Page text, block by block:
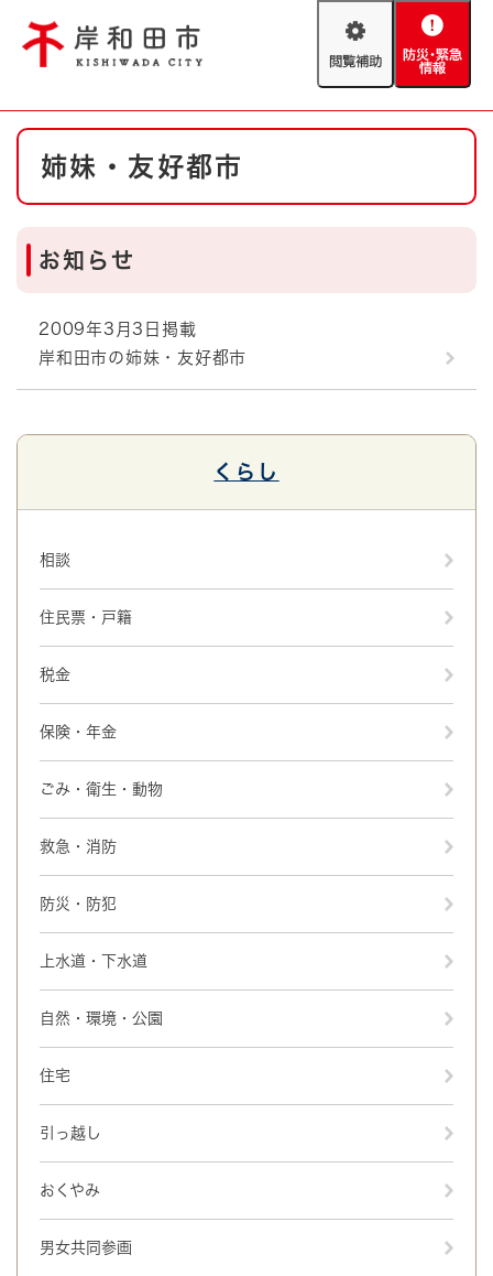
閲
助
防
緊
やさしい日本語
文字サイズ 標準
背景色変更 白 黒
とじる
防災・緊急情報
ハザードマップ AED設置箇所
本
姉妹・友好都市
お知らせ
2009年3月3日掲載
岸和田市の姉妹・友好都市
くらし
相談
住民票・戸籍
税金
保険・年金
ごみ・衛生・動物
救急・消防
防災・防犯
上水道・下水道
自然・環境・公園
住宅
引っ越し
おくやみ
男女共同参画